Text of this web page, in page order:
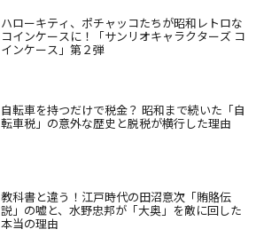
ハローキティ、ポチャッコたちが昭和レトロな
コインケースに！「サンリオキャラクターズ コ
インケース」第２弾
自転車を持つだけで税金？ 昭和まで続いた「自
転車税」の意外な歴史と脱税が横行した理由
教科書と違う！江戸時代の田沼意次「賄賂伝
説」の嘘と、水野忠邦が「大奥」を敵に回した
本当の理由